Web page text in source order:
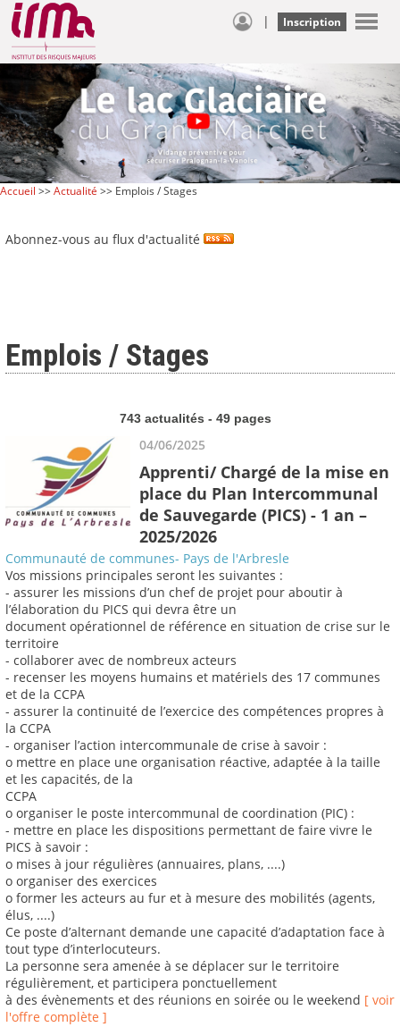
| Inscription
Accueil >>Actualité >> Emplois / Stages
Abonnez-vous au flux d'actualité
Emplois / Stages
743 actualités - 49 pages
04/06/2025
Apprenti/ Chargé de la mise en
place du Plan Intercommunal
de Sauvegarde (PICS) - 1 an –
2025/2026
Communauté de communes- Pays de l'Arbresle
Vos missions principales seront les suivantes :
- assurer les missions d’un chef de projet pour aboutir à
l’élaboration du PICS qui devra être un
document opérationnel de référence en situation de crise sur le
territoire
- collaborer avec de nombreux acteurs
- recenser les moyens humains et matériels des 17 communes
et de la CCPA
- assurer la continuité de l’exercice des compétences propres à
la CCPA
- organiser l’action intercommunale de crise à savoir :
o mettre en place une organisation réactive, adaptée à la taille
et les capacités, de la
CCPA
o organiser le poste intercommunal de coordination (PIC) :
- mettre en place les dispositions permettant de faire vivre le
PICS à savoir :
o mises à jour régulières (annuaires, plans, ....)
o organiser des exercices
o former les acteurs au fur et à mesure des mobilités (agents,
élus, ....)
Ce poste d’alternant demande une capacité d’adaptation face à
tout type d’interlocuteurs.
La personne sera amenée à se déplacer sur le territoire
régulièrement, et participera ponctuellement
à des évènements et des réunions en soirée ou le weekend [ voir
l'offre complète ]